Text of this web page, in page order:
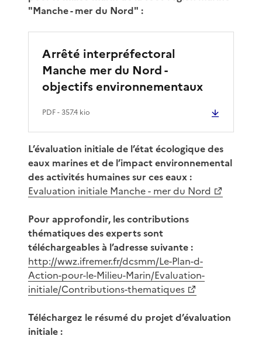
"Manche - mer du Nord" :
Arrêté interpréfectoral
Manche mer du Nord -
objectifs environnementaux
PDF- 357.4 kio
L’évaluation initiale de l’état écologique des
eaux marines et de l’impact environnemental
des activités humaines sur ces eaux :
Evaluation initiale Manche - mer du Nord
Pour approfondir, les contributions
thématiques des experts sont
téléchargeables à l’adresse suivante :
http://wwz.ifremer.fr/dcsmm/Le-Plan-d-
Action-pour-le-Milieu-Marin/Evaluation-
initiale/Contributions-thematiques
Téléchargez le résumé du projet d’évaluation
initiale :